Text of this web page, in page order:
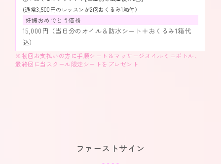
(通常3,500円のレッスンが2回おくるみ1箱付）
妊娠おめでとう価格
15,000円（当日分のオイル＆防水シート＋おくるみ1箱代
込）
※初回お支払いの方に手順シート＆マッサージオイルミニボトル、
最終回に当スクール限定シートをプレゼント
ファーストサイン